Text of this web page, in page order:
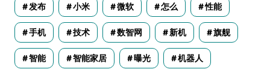
发布 小米 微软 怎么 性能
手机 技术 数智网 新机 旗舰
智能 智能家居 曝光 机器人